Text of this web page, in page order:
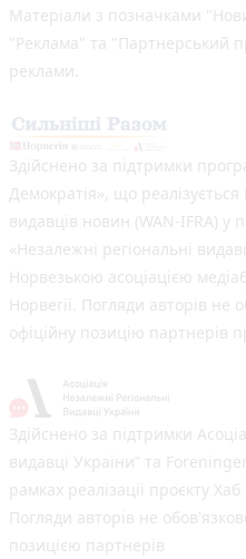
Матеріали з позначками
"Реклама" та "Партнерський
реклами.
Здійснено за підтримки
Демократія», що реалізується
видавців новин (WAN-IFRA) у
«Незалежні регіональні
Норвезькою асоціацією
Норвегії. Погляди авторів не
офіційну позицію партнерів
Здійснено за підтримки
видавці України” та
рамках реалізації проєкту
Погляди авторів не
позицією партнерів